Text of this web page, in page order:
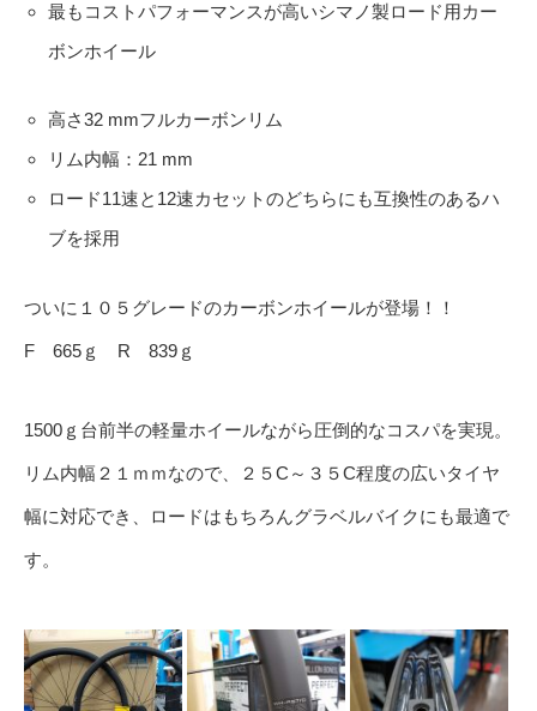
最もコストパフォーマンスが高いシマノ製ロード用カー
ボンホイール
高さ32 mmフルカーボンリム
リム内幅：21 mm
ロード11速と12速カセットのどちらにも互換性のあるハ
ブを採用
ついに１０５グレードのカーボンホイールが登場！！
F 665ｇ R 839ｇ
1500ｇ台前半の軽量ホイールながら圧倒的なコスパを実現。
リム内幅２１ｍｍなので、２５C～３５C程度の広いタイヤ
幅に対応でき、ロードはもちろんグラベルバイクにも最適で
す。